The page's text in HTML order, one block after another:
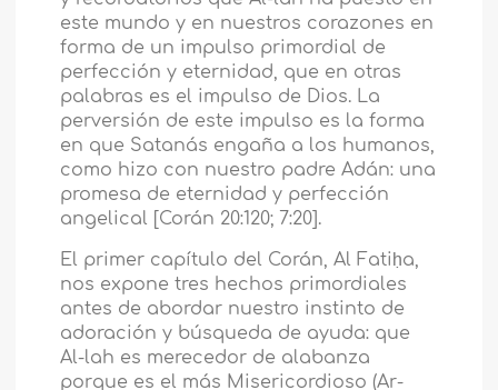
este mundo y en nuestros corazones en
forma de un impulso primordial de
perfección y eternidad, que en otras
palabras es el impulso de Dios. La
perversión de este impulso es la forma
en que Satanás engaña a los humanos,
como hizo con nuestro padre Adán: una
promesa de eternidad y perfección
angelical [Corán 20:120; 7:20].
El primer capítulo del Corán, Al Fatiḥa,
nos expone tres hechos primordiales
antes de abordar nuestro instinto de
adoración y búsqueda de ayuda: que
Al-lah es merecedor de alabanza
porque es el más Misericordioso (Ar-